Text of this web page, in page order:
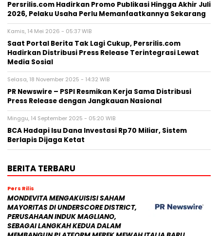
Persrilis.com Hadirkan Promo Publikasi Hingga Akhir Juli
2026, Pelaku Usaha Perlu Memanfaatkannya Sekarang
Kamis, 14 Mei 2026 - 05:37 WIB
Saat Portal Berita Tak Lagi Cukup, Persrilis.com
Hadirkan Distribusi Press Release Terintegrasi Lewat
Media Sosial
Selasa, 18 November 2025 - 14:32 WIB
PR Newswire – PSPI Resmikan Kerja Sama Distribusi
Press Release dengan Jangkauan Nasional
Minggu, 14 September 2025 - 05:20 WIB
BCA Hadapi Isu Dana Investasi Rp70 Miliar, Sistem
Berlapis Dijaga Ketat
BERITA TERBARU
Pers Rilis
MONDEVITA MENGAKUISISI SAHAM
MAYORITAS DI UNDERSCORE DISTRICT,
PERUSAHAAN INDUK MAGLIANO,
SEBAGAI LANGKAH KEDUA DALAM